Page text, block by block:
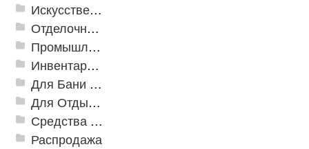
Искусственная трава
Отделочные профили
Промышленный текстиль
Инвентарь для клининга
Для Бани и Сауны
Для Отдыха и Пикника
Средства от насекомых и садовых вредителей
Распродажа